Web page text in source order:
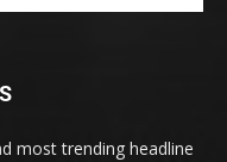
most trending headline